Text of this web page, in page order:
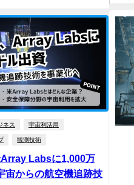
ネス 宇宙利活用
観測技術
Labsに1,000万
宙からの航空機追跡技